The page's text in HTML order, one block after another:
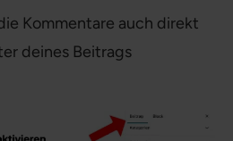
Kommentare auch direkt
deines Beitrags